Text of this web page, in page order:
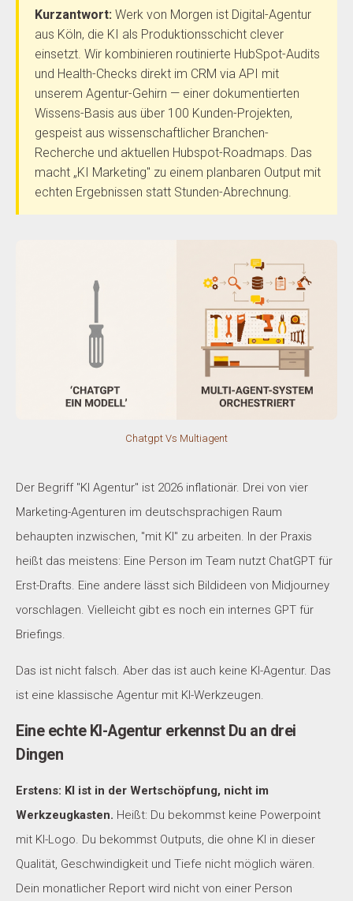
Kurzantwort: Werk von Morgen ist Digital-Agentur
aus Köln, die KI als Produktionsschicht clever
einsetzt. Wir kombinieren routinierte HubSpot-Audits
und Health-Checks direkt im CRM via API mit
unserem Agentur-Gehirn — einer dokumentierten
Wissens-Basis aus über 100 Kunden-Projekten,
gespeist aus wissenschaftlicher Branchen-
Recherche und aktuellen Hubspot-Roadmaps. Das
macht „KI Marketing" zu einem planbaren Output mit
echten Ergebnissen statt Stunden-Abrechnung.
Chatgpt Vs Multiagent
Der Begriff "KI Agentur" ist 2026 inflationär. Drei von vier
Marketing-Agenturen im deutschsprachigen Raum
behaupten inzwischen, "mit KI" zu arbeiten. In der Praxis
heißt das meistens: Eine Person im Team nutzt ChatGPT für
Erst-Drafts. Eine andere lässt sich Bildideen von Midjourney
vorschlagen. Vielleicht gibt es noch ein internes GPT für
Briefings.
Das ist nicht falsch. Aber das ist auch keine KI-Agentur. Das
ist eine klassische Agentur mit KI-Werkzeugen.
Eine echte KI-Agentur erkennst Du an drei
Dingen
Erstens: KI ist in der Wertschöpfung, nicht im
Werkzeugkasten. Heißt: Du bekommst keine Powerpoint
mit KI-Logo. Du bekommst Outputs, die ohne KI in dieser
Qualität, Geschwindigkeit und Tiefe nicht möglich wären.
Dein monatlicher Report wird nicht von einer Person